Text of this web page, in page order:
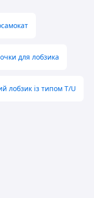
для лобзика
лобзик із типом T/U